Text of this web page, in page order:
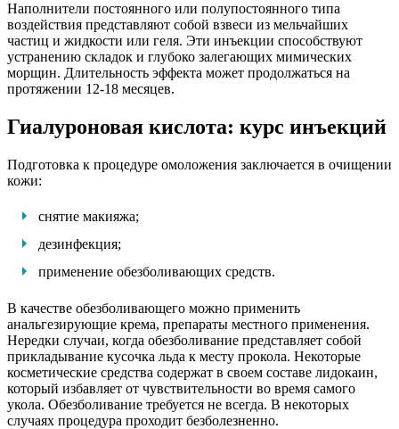
Наполнители постоянного или полупостоянного типа
воздействия представляют собой взвеси из мельчайших
частиц и жидкости или геля. Эти инъекции способствуют
устранению складок и глубоко залегающих мимических
морщин. Длительность эффекта может продолжаться на
протяжении 12-18 месяцев.
Гиалуроновая кислота: курс инъекций
Подготовка к процедуре омоложения заключается в очищении
кожи:
снятие макияжа;
дезинфекция;
применение обезболивающих средств.
В качестве обезболивающего можно применить
анальгезирующие крема, препараты местного применения.
Нередки случаи, когда обезболивание представляет собой
прикладывание кусочка льда к месту прокола. Некоторые
косметические средства содержат в своем составе лидокаин,
который избавляет от чувствительности во время самого
укола. Обезболивание требуется не всегда. В некоторых
случаях процедура проходит безболезненно.